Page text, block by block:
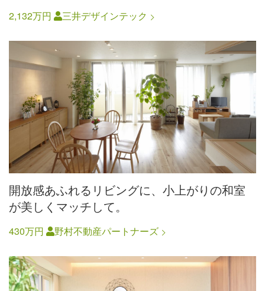
2,132万円 三井デザインテック
開放感あふれるリビングに、小上がりの和室
が美しくマッチして。
430万円 野村不動産パートナーズ